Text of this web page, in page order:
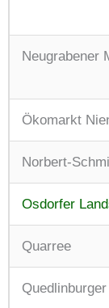
Neugrabener
Ökomarkt
Norbert-
Osdorfer
Quarree